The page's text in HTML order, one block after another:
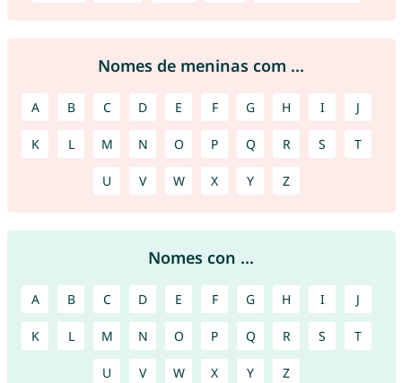
Nomes de meninas com ...
A B C D E F G H I J
K L M N O P Q R S T
U V W X Y Z
Nomes con ...
A B C D E F G H I J
K L M N O P Q R S T
U V W X Y Z